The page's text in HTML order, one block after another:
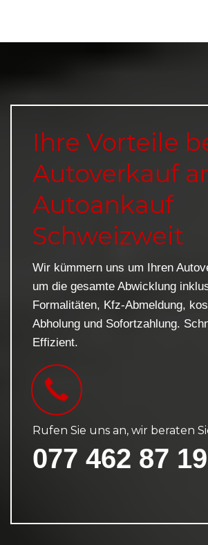
Ihre Vorteile
Autoverkauf
Autoankauf
Schweizweit
Wir kümmern uns um Ihren
um die gesamte Abwicklung
Formalitäten, Kfz-Abmeldung,
Abholung und Sofortzahlung.
Effizient.
Rufen Sie uns an, wir beraten
077 462 87 19